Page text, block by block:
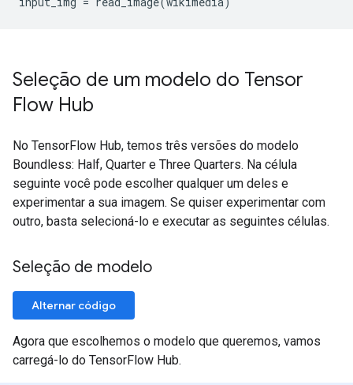
Seleção de um modelo do Tensor
Flow Hub
No TensorFlow Hub, temos três versões do modelo
Boundless: Half, Quarter e Three Quarters. Na célula
seguinte você pode escolher qualquer um deles e
experimentar a sua imagem. Se quiser experimentar com
outro, basta selecioná-lo e executar as seguintes células.
Seleção de modelo
Alternar código
Agora que escolhemos o modelo que queremos, vamos
carregá-lo do TensorFlow Hub.